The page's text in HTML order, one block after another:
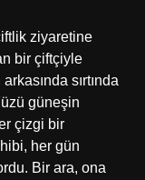
ziyaretine
bir çiftçiyle
sırtında
güneşin
çizgi bir
her gün
Bir ara, ona